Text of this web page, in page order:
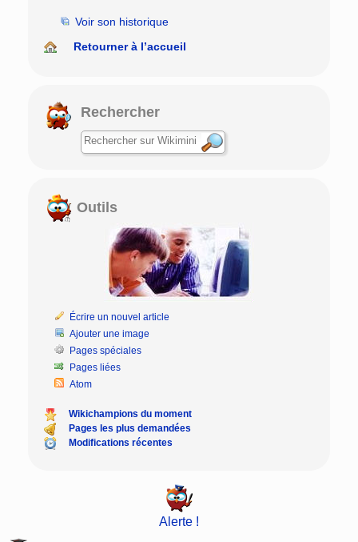
Voir son historique
Retourner à l’accueil
Rechercher
Outils
Écrire un nouvel article
Ajouter une image
Pages spéciales
Pages liées
Atom
Wikichampions du moment
Pages les plus demandées
Modifications récentes
Alerte !